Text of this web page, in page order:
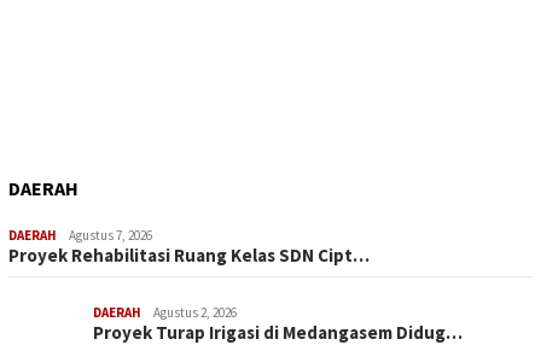
DAERAH
DAERAH Agustus 7, 2026
Proyek Rehabilitasi Ruang Kelas SDN Cipt…
DAERAH Agustus 2, 2026
Proyek Turap Irigasi di Medangasem Didug…